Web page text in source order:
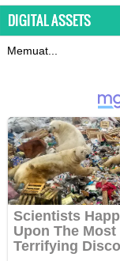
DIGITAL ASSETS
Memuat...